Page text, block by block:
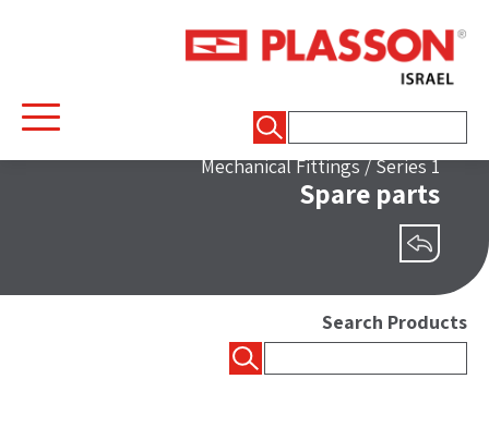
Mechanical Fittings/Series 1
Spare parts
Search Products